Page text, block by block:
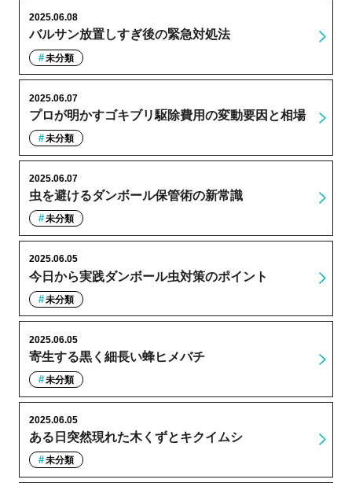
バルサン放置しすぎ後の緊急対処法
2025.06.08
未分類
プロが明かすゴキブリ駆除費用の変動要因と相場
2025.06.07
未分類
虫を避けるダンボール保管術の新常識
2025.06.07
未分類
今日から実践ダンボール虫対策のポイント
2025.06.05
未分類
寄生する黒く細長い蜂ヒメバチ
2025.06.05
未分類
ある日突然現れた木くずとキクイムシ
2025.06.05
未分類